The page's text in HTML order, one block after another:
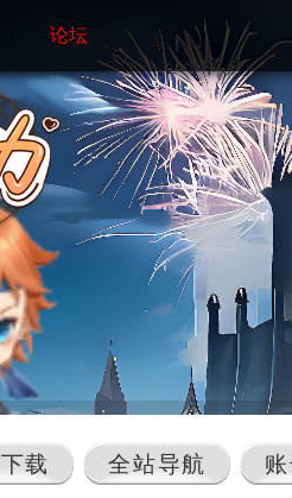
论坛
载 全站导航